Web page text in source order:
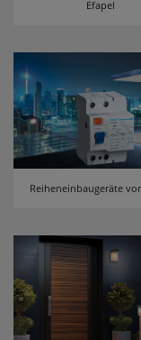
Efapel
Reiheneinbaugeräte
erneutem